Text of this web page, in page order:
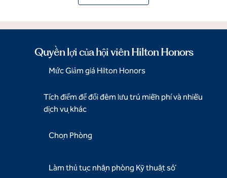
Quyền lợi của hội viên Hilton Honors
Mức Giảm giá Hilton Honors
Tích điểm để đổi đêm lưu trú miễn phí và nhiều
dịch vụ khác
Chọn Phòng
Làm thủ tục nhận phòng Kỹ thuật số